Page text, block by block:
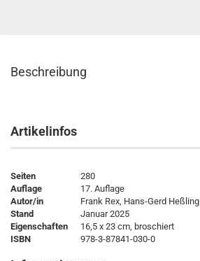
Beschreibung
Artikelinfos
Seiten
280
Auflage
17. Auflage
Autor/in
Frank Rex, Hans-Gerd Heßling
Stand
Januar 2025
Eigenschaften
16,5 x 23 cm, broschiert
ISBN
978-3-87841-030-0